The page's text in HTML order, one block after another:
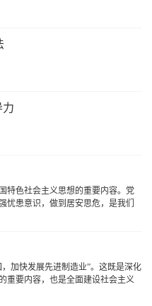
力
特色社会主义思想的重要内容。党
忧患意识，做到居安思危，是我们
总体国家安全观发表的一系列重
加快发展先进制造业”。这既是深化
重要内容，也是全面建设社会主义
国创造转变、中国速度向中国质